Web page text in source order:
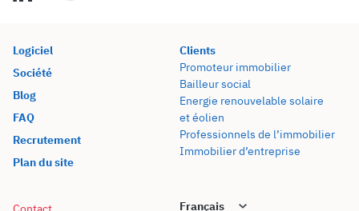
Logiciel
Société
Blog
FAQ
Recrutement
Plan du site
Clients
Promoteur immobilier
Bailleur social
Energie renouvelable solaire
et éolien
Professionnels de l’immobilier
Immobilier d’entreprise